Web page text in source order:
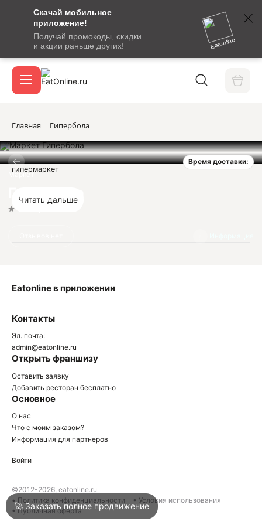
Скачай мобильное
приложение!
Получай промокоды, скидки
и акции раньше других!
Eatonline
сообщение
кодом
подтверждения
Вход / регистрация
Акции
Войти
Написать в техподдержку
Главная Гипербола
Время доставки:
Маркет
Гипербола
гипермаркет
Читать дальше
Контакты
Эл. почта:
admin@eatonline.ru
Открыть франшизу
Оставить заявку
Добавить ресторан бесплатно
Основное
О нас
Что с моим заказом?
Информация для партнеров
Eatonline в приложении
Войти
©2012-2026, eatonline.ru
• Политика конфиденциальности
• Условия использования
• Публичная оферта
🚀 Заказать полное продвижение